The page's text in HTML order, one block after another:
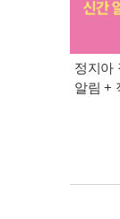
정지아
알림 +